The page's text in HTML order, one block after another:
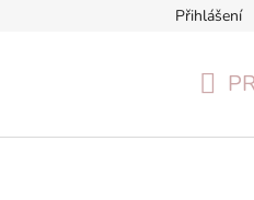
Formulář pro odstoupení od
Přihlášení